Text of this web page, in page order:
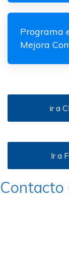
Programa
Mejora
ir a
Ir a
Contacto